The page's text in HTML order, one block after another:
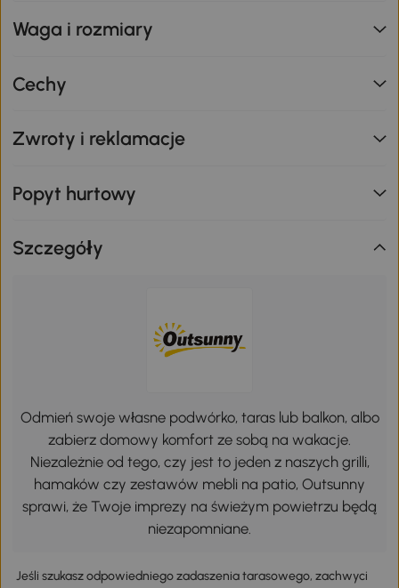
Waga i rozmiary
Cechy
Zwroty i reklamacje
Popyt hurtowy
Szczegóły
Odmień swoje własne podwórko, taras lub balkon, albo
zabierz domowy komfort ze sobą na wakacje.
Niezależnie od tego, czy jest to jeden z naszych grilli,
hamaków czy zestawów mebli na patio, Outsunny
sprawi, że Twoje imprezy na świeżym powietrzu będą
niezapomniane.
Jeśli szukasz odpowiedniego zadaszenia tarasowego, zachwyci